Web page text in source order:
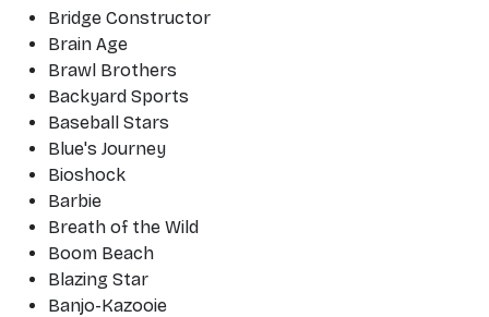
Bridge Constructor
Brain Age
Brawl Brothers
Backyard Sports
Baseball Stars
Blue's Journey
Bioshock
Barbie
Breath of the Wild
Boom Beach
Blazing Star
Banjo-Kazooie